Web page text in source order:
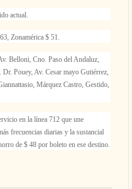
actual.
Zonamérica $ 51.
Belloni, Cno. Paso del Andaluz,
Pouey, Av. Cesar mayo Gutiérrez,
Márquez Castro, Gestido,
en la línea 712 que une
frecuencias diarias y la sustancial
de $ 48 por boleto en ese destino.